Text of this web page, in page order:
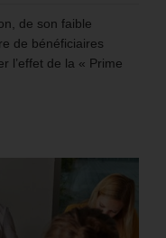
de son faible
de bénéficiaires
l’effet de la « Prime